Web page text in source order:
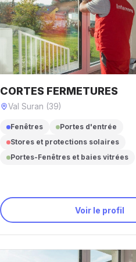
CORTES FERMETURES
Val Suran (39)
Fenêtres
Portes d'entrée
Stores et protections solaires
Portes-Fenêtres et baies vitrées
Voir le profil